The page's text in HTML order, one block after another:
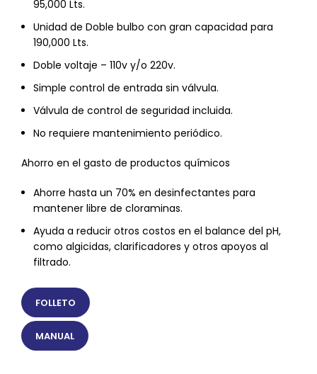
95,000 Lts.
Unidad de Doble bulbo con gran capacidad para
190,000 Lts.
Doble voltaje – 110v y/o 220v.
Simple control de entrada sin válvula.
Válvula de control de seguridad incluida.
No requiere mantenimiento periódico.
Ahorro en el gasto de productos químicos
Ahorre hasta un 70% en desinfectantes para
mantener libre de cloraminas.
Ayuda a reducir otros costos en el balance del pH,
como algicidas, clarificadores y otros apoyos al
filtrado.
FOLLETO
MANUAL